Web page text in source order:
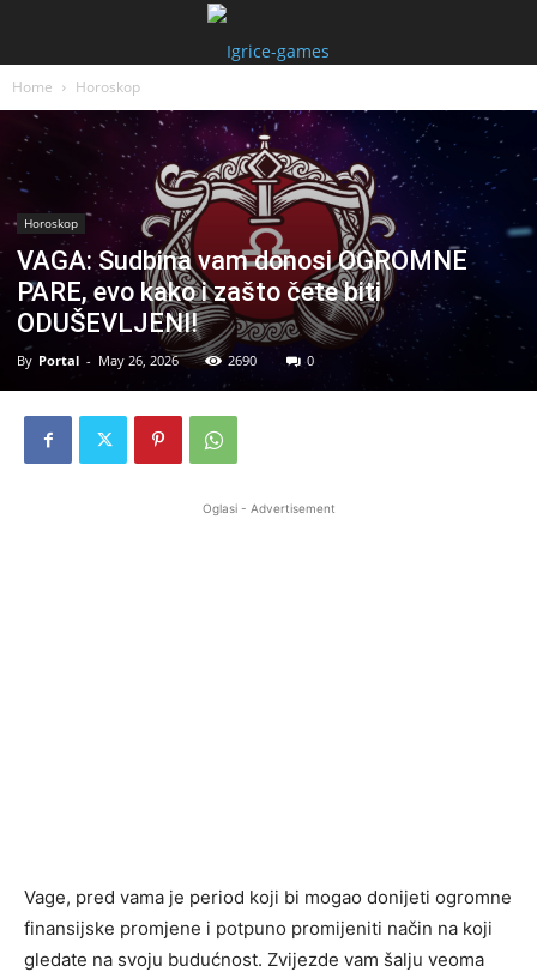
Home Horoskop
Horoskop
VAGA: Sudbina vam donosi OGROMNE
PARE, evo kako i zašto čete biti
ODUŠEVLJENI!
By Portal - May 26, 2026 2690 0
Oglasi - Advertisement
Vage, pred vama je period koji bi mogao donijeti ogromne
finansijske promjene i potpuno promijeniti način na koji
gledate na svoju budućnost. Zvijezde vam šalju veoma